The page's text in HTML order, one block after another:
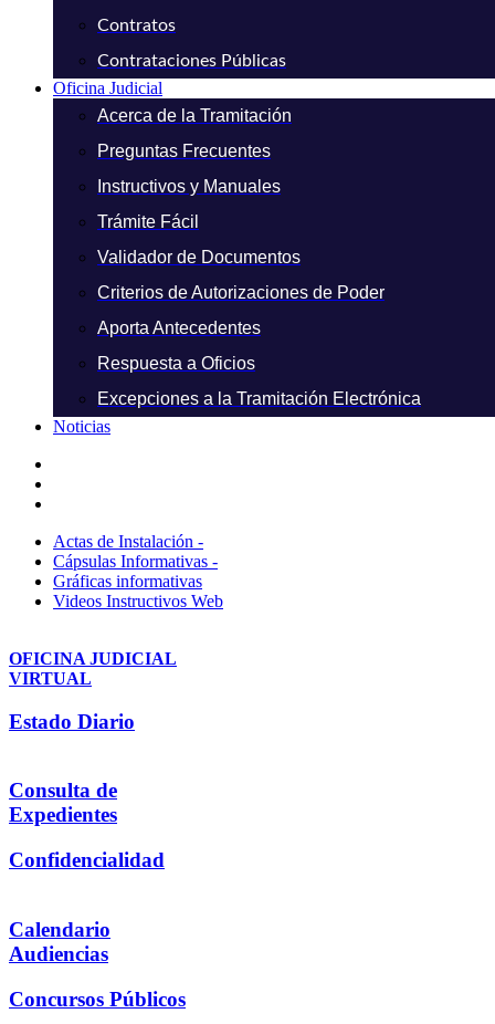
Contratos
Contrataciones Públicas
Oficina Judicial
Acerca de la Tramitación
Preguntas Frecuentes
Instructivos y Manuales
Trámite Fácil
Validador de Documentos
Criterios de Autorizaciones de Poder
Aporta Antecedentes
Respuesta a Oficios
Excepciones a la Tramitación Electrónica
Noticias
Actas de Instalación -
Cápsulas Informativas -
Gráficas informativas
Videos Instructivos Web
OFICINA JUDICIAL
VIRTUAL
Estado Diario
Consulta de
Expedientes
Confidencialidad
Calendario
Audiencias
Concursos Públicos